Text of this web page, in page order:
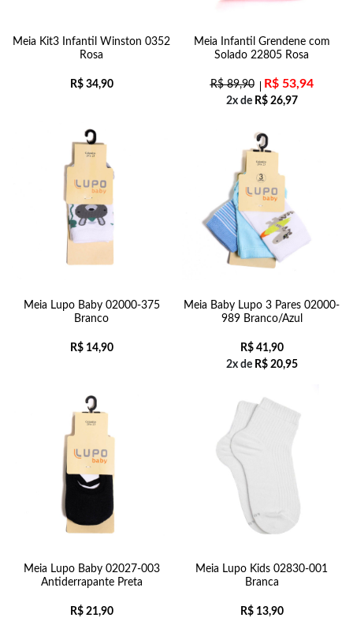
Meia Kit3 Infantil Winston 0352
Rosa
R$34,90
Meia Infantil Grendene com
Solado 22805 Rosa
R$89,90 R$53,94
2x de R$26,97
Meia Lupo Baby 02000-375
Branco
R$14,90
Meia Baby Lupo 3 Pares 02000-
989 Branco/Azul
R$41,90
2x de R$20,95
Meia Lupo Baby 02027-003
Antiderrapante Preta
R$21,90
Meia Lupo Kids 02830-001
Branca
R$13,90